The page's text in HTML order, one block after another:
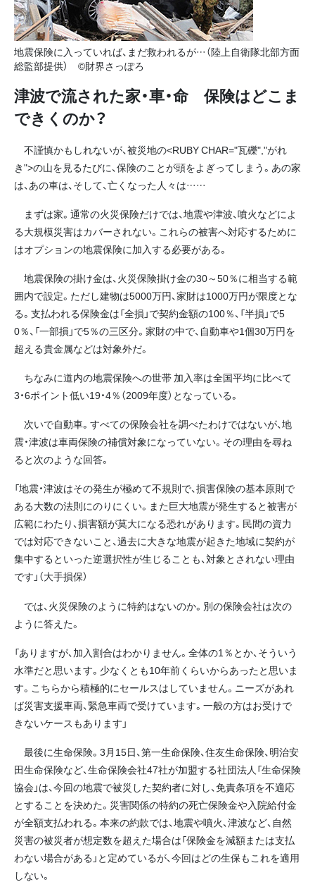
地震保険に入っていれば、まだ救われるが…（陸上自衛隊北部方面
総監部提供） ©財界さっぽろ
津波で流された家・車・命 保険はどこま
できくのか？
不謹慎かもしれないが、被災地の<RUBY CHAR="瓦礫","がれ
き">の山を見るたびに、保険のことが頭をよぎってしまう。あの家
は、あの車は、そして、亡くなった人々は……
まずは家。通常の火災保険だけでは、地震や津波、噴火などによ
る大規模災害はカバーされない。これらの被害へ対応するために
はオプションの地震保険に加入する必要がある。
地震保険の掛け金は、火災保険掛け金の30～50％に相当する範
囲内で設定。ただし建物は5000万円、家財は1000万円が限度とな
る。支払われる保険金は「全損」で契約金額の100％、「半損」で5
0％、「一部損」で5％の三区分。家財の中で、自動車や1個30万円を
超える貴金属などは対象外だ。
ちなみに道内の地震保険への世帯 加入率は全国平均に比べて
3・6ポイント低い19・4％（2009年度）となっている。
次いで自動車。すべての保険会社を調べたわけではないが、地
震・津波は車両保険の補償対象になっていない。その理由を尋ね
ると次のような回答。
「地震・津波はその発生が極めて不規則で、損害保険の基本原則で
ある大数の法則にのりにくい。また巨大地震が発生すると被害が
広範にわたり、損害額が莫大になる恐れがあります。民間の資力
では対応できないこと、過去に大きな地震が起きた地域に契約が
集中するといった逆選択性が生じることも、対象とされない理由
です」（大手損保）
では、火災保険のように特約はないのか。別の保険会社は次の
ように答えた。
「ありますが、加入割合はわかりません。全体の1％とか、そういう
水準だと思います。少なくとも10年前くらいからあったと思いま
す。こちらから積極的にセールスはしていません。ニーズがあれ
ば災害支援車両、緊急車両で受けています。一般の方はお受けで
きないケースもあります」
最後に生命保険。3月15日、第一生命保険、住友生命保険、明治安
田生命保険など、生命保険会社47社が加盟する社団法人「生命保険
協会」は、今回の地震で被災した契約者に対し、免責条項を不適応
とすることを決めた。災害関係の特約の死亡保険金や入院給付金
が全額支払われる。本来の約款では、地震や噴火、津波など、自然
災害の被災者が想定数を超えた場合は「保険金を減額または支払
わない場合がある」と定めているが、今回はどの生保もこれを適用
しない。